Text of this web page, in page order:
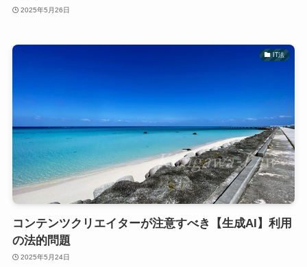
2025年5月26日
IT法
コンテンツクリエイターが注意すべき【生成AI】利用
の法的問題
2025年5月24日